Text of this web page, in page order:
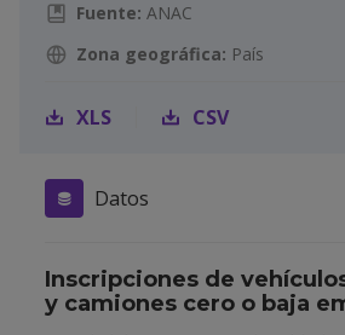
Fuente: ANAC
Zona geográfica: País
XLS CSV
Datos
Inscripciones de
y camiones cero o baja